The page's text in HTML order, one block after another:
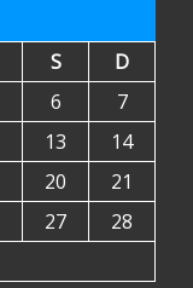
S
D
6
7
13
14
20
21
27
28